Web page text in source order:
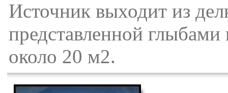
Источник выходит из
представленной
около 20 м2.